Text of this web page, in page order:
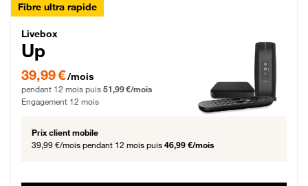
Fibre ultra rapide
Livebox Up Fibre
Livebox
Up
39,99 € par mois pendant 12 mois puis 51,99 € par mois, Engagement 12 mois
39,99 €/mois
pendant 12 mois puis 51,99 €/mois
Engagement 12 mois
Prix client mobile
39,99 €/mois pendant 12 mois puis 46,99 €/mois